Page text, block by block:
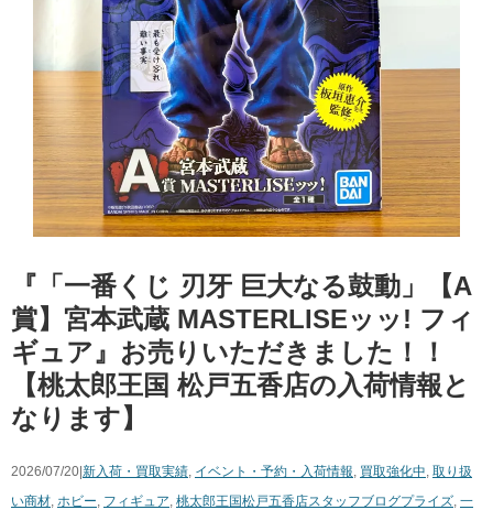
『「一番くじ ​刃牙 ​巨大なる鼓動」【A
賞】宮本武蔵 ​MASTERLISEッッ! フィ
ギュア』お売りいただきました！！
【桃太郎王国 松戸五香店の入荷情報と
なります】
2026/07/20|新入荷・買取実績 イベント・予約・入荷情報 買取強化中 取り扱
い商材 ホビー フィギュア 桃太郎王国松戸五香店スタッフブログプライズ 一